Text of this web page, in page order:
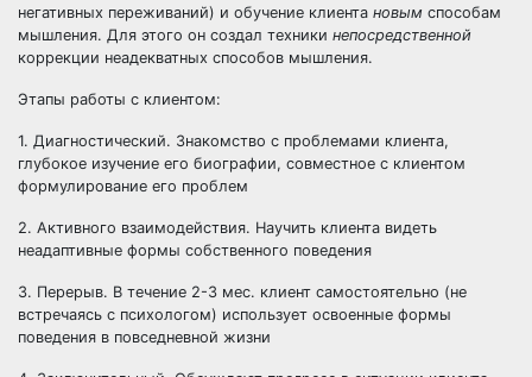
негативных переживаний) и обучение клиента новым способам
мышления. Для этого он создал техники непосредственной
коррекции неадекватных способов мышления.
Этапы работы с клиентом:
1. Диагностический. Знакомство с проблемами клиента,
глубокое изучение его биографии, совместное с клиентом
формулирование его проблем
2. Активного взаимодействия. Научить клиента видеть
неадаптивные формы собственного поведения
3. Перерыв. В течение 2-3 мес. клиент самостоятельно (не
встречаясь с психологом) использует освоенные формы
поведения в повседневной жизни